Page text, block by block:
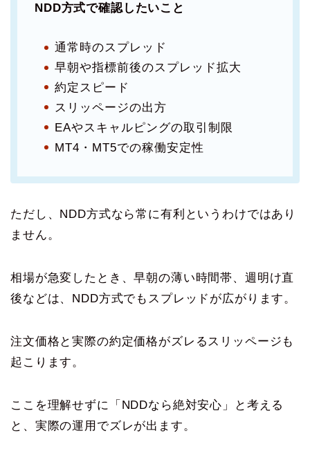
NDD方式で確認したいこと
通常時のスプレッド
早朝や指標前後のスプレッド拡大
約定スピード
スリッページの出方
EAやスキャルピングの取引制限
MT4・MT5での稼働安定性
ただし、NDD方式なら常に有利というわけではあり
ません。
相場が急変したとき、早朝の薄い時間帯、週明け直
後などは、NDD方式でもスプレッドが広がります。
注文価格と実際の約定価格がズレるスリッページも
起こります。
ここを理解せずに「NDDなら絶対安心」と考える
と、実際の運用でズレが出ます。